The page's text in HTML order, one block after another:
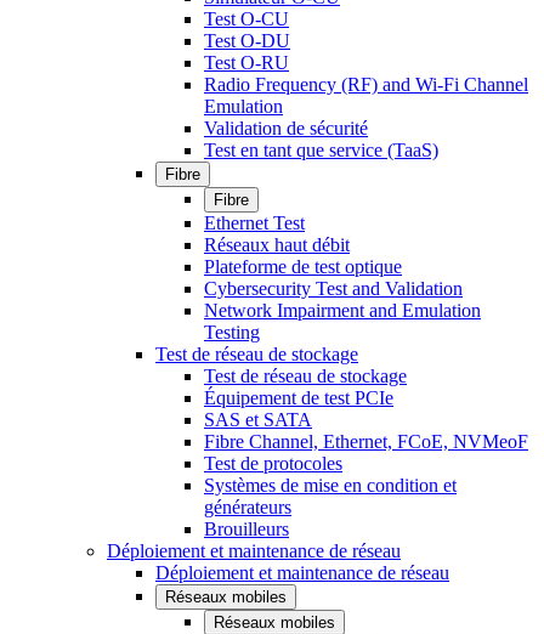
Test O-CU
Test O-DU
Test O-RU
Radio Frequency (RF) and Wi-Fi Channel
Emulation
Validation de sécurité
Test en tant que service (TaaS)
Fibre
Fibre
Ethernet Test
Réseaux haut débit
Plateforme de test optique
Cybersecurity Test and Validation
Network Impairment and Emulation
Testing
Test de réseau de stockage
Test de réseau de stockage
Équipement de test PCIe
SAS et SATA
Fibre Channel, Ethernet, FCoE, NVMeoF
Test de protocoles
Systèmes de mise en condition et
générateurs
Brouilleurs
Déploiement et maintenance de réseau
Déploiement et maintenance de réseau
Réseaux mobiles
Réseaux mobiles